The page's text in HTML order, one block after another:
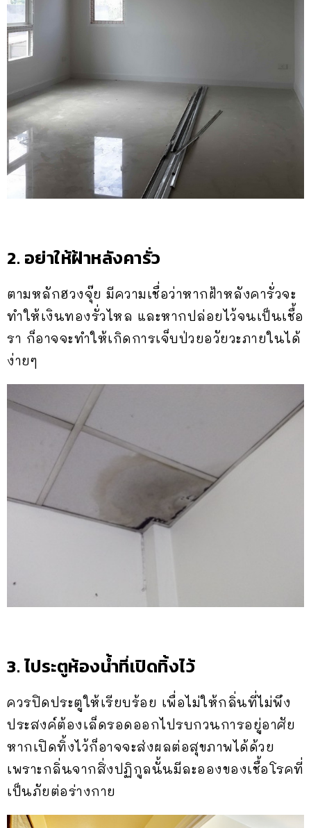
2. อย่าให้ฝ้าหลังคารั่ว
ตามหลักฮวงจุ๊ย มีความเชื่อว่าหากฝ้าหลังคารั่วจะ
ทำให้เงินทองรั่วไหล และหากปล่อยไว้จนเป็นเชื้อ
รา ก็อาจจะทำให้เกิดการเจ็บป่วยอวัยวะภายในได้
ง่ายๆ
3. ไประตูห้องน้ำที่เปิดทิ้งไว้
ควรปิดประตูให้เรียบร้อย เพื่อไม่ให้กลิ่นที่ไม่พึง
ประสงค์ต้องเล็ดรอดออกไปรบกวนการอยู่อาศัย
หากเปิดทิ้งไว้ก็อาจจะส่งผลต่อสุขภาพได้ด้วย
เพราะกลิ่นจากสิ่งปฏิกูลนั้นมีละอองของเชื้อโรคที่
เป็นภัยต่อร่างกาย